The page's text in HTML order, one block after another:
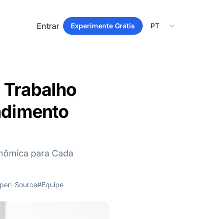
Entrar Experimente Grátis Select Language
para Cada
Source#Equipe